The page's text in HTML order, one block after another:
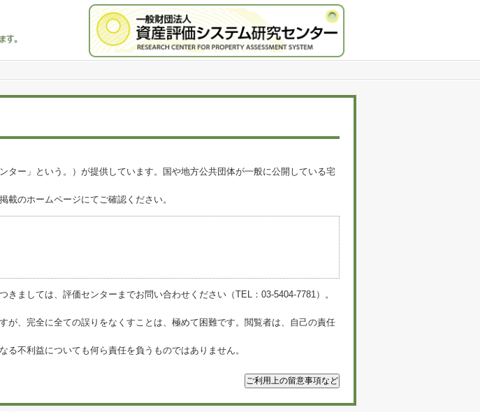
ンター」という。）が提供しています。国や地方公共団体が一般に公開している宅
のホームページにてご確認ください。
ましては、評価センターまでお問い合わせください（TEL：03-5404-7781）。
、完全に全ての誤りをなくすことは、極めて困難です。閲覧者は、自己の責任
不利益についても何ら責任を負うものではありません。